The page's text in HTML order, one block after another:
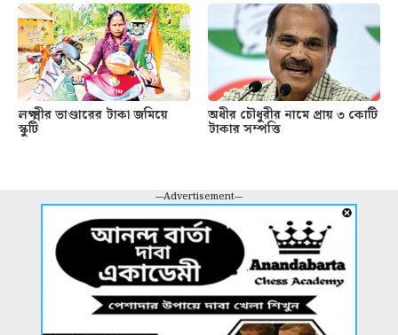
লক্ষ্মীর ভাণ্ডারের টাকা জমিয়ে
স্কুটি
অধীর চৌধুরীর নামে প্রায় ৩ কোটি
টাকার সম্পত্তি
---Advertisement---